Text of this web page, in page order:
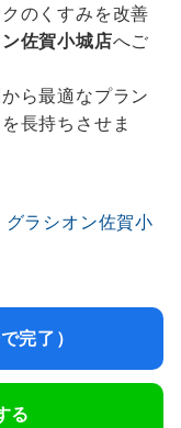
のくすみを改善
佐賀小城店へご
ら最適なプラン
長持ちさせま
グラシオン佐賀小
完了）
る